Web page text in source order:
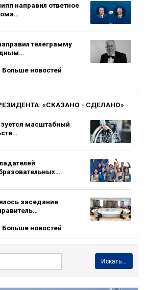
направил ответное
телеграмму
Больше новостей
«СКАЗАНО - СДЕЛАНО»
масштабный
заседание
Больше новостей
Искать...